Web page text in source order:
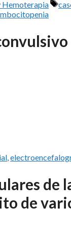
Hemoterapia
,
de
de